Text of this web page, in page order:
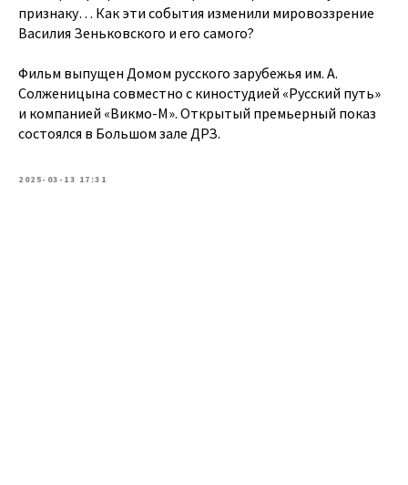
признаку… Как эти события изменили мировоззрение
Василия Зеньковского и его самого?
Фильм выпущен Домом русского зарубежья им. А.
Солженицына совместно с киностудией «Русский путь»
и компанией «Викмо-М». Открытый премьерный показ
состоялся в Большом зале ДРЗ.
2025-03-13 17:31